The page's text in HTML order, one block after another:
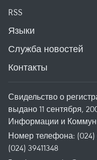
RSS
Языки
Служба новостей
Контакты
Свидельство о
выдано 11 сентября,
Информации и
Номер телефона: (024)
(024) 39411348